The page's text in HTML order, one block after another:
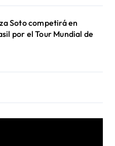
Soto competirá en
por el Tour Mundial de